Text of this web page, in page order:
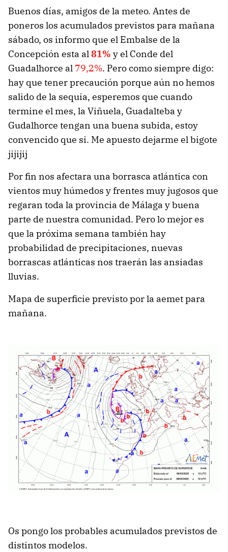
Buenos días, amigos de la meteo. Antes de
poneros los acumulados previstos para mañana
sábado, os informo que el Embalse de la
Concepción esta al81% y el Conde del
Guadalhorce al 79,2%. Pero como siempre digo:
hay que tener precaución porque aún no hemos
salido de la sequia, esperemos que cuando
termine el mes, la Viñuela, Guadalteba y
Gudalhorce tengan una buena subida, estoy
convencido que si. Me apuesto dejarme el bigote
jijijij
Por fin nos afectara una borrasca atlántica con
vientos muy húmedos y frentes muy jugosos que
regaran toda la provincia de Málaga y buena
parte de nuestra comunidad. Pero lo mejor es
que la próxima semana también hay
probabilidad de precipitaciones, nuevas
borrascas atlánticas nos traerán las ansiadas
lluvias.
Mapa de superficie previsto por la aemet para
mañana.
Os pongo los probables acumulados previstos de
distintos modelos.